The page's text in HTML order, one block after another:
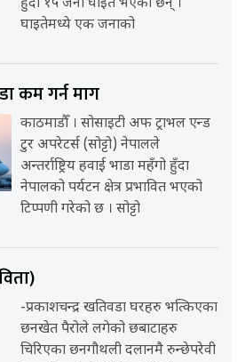
हुँदा १५ जना घाइते भएका छन् ।
घाइतेमध्ये एक जनाको
कम गर्न माग
काठमाडौँ । सोसाइटी अफ ट्राभल एन्ड
टुर अपरेटर्स (सोट्टो) नेपालले
अन्तर्राष्ट्रिय हवाई भाडा महँगो हुँदा
नेपालको पर्यटन क्षेत्र प्रभावित भएको
टिप्पणी गरेको छ । सोट्टो
-प्रकाशचन्द्र खतिवडा घरहरु भत्किएका
छनखेत पैरोले लगेको छबाटाहरु
चिरिएका छनगौथली दलानमै रुन्छेपरेवी